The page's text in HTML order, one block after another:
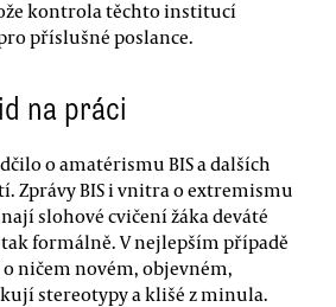
kontrola těchto institucí
příslušné poslance.
na práci
o amatérismu BIS a dalších
Zprávy BIS i vnitra o extremismu
slohové cvičení žáka deváté
formálně. V nejlepším případě
ničem novém, objevném,
stereotypy a klišé z minula.